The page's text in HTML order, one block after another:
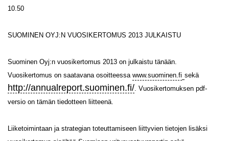
10.50
SUOMINEN OYJ:N VUOSIKERTOMUS 2013 JULKAISTU
Suominen Oyj:n vuosikertomus 2013 on julkaistu tänään.
Vuosikertomus on saatavana osoitteessa www.suominen.fi sekä
http://annualreport.suominen.fi/. Vuosikertomuksen pdf-
versio on tämän tiedotteen liitteenä.
Liiketoimintaan ja strategian toteuttamiseen liittyvien tietojen lisäksi